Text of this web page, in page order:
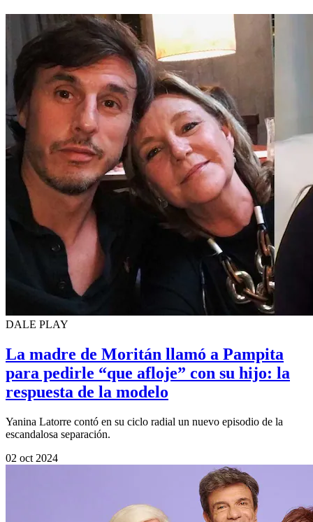
DALE PLAY
La madre de Moritán llamó a Pampita
para pedirle “que afloje” con su hijo: la
respuesta de la modelo
Yanina Latorre contó en su ciclo radial un nuevo episodio de la
escandalosa separación.
02 oct 2024